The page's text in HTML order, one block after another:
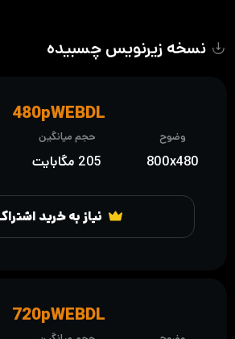
نسخه زیرنویس چسبیده
نیاز به خرید
وضوح
800x480
حجم میانگین
205 مگابایت
480pWEBDL
720pWEBDL